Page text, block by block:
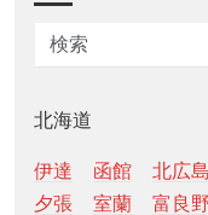
北海道
伊達 函館 北広島
夕張
室蘭 富良野